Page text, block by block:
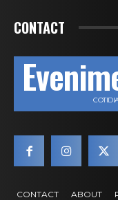
CONTACT
CONTACT ABOUT